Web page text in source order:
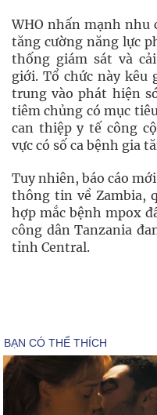
WHO nhấn mạnh nhu
tăng cường năng lực
thống giám sát và
giới. Tổ chức này kêu
trung vào phát hiện
tiêm chủng có mục
can thiệp y tế công
vực có số ca bệnh gia
Tuy nhiên, báo cáo
thông tin về Zambia,
hợp mắc bệnh mpox
công dân Tanzania
tỉnh Central.